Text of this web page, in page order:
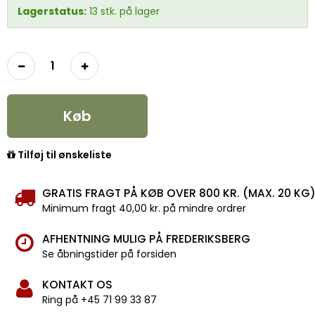
Lagerstatus: 13 stk. på lager
Køb
Tilføj til ønskeliste
GRATIS FRAGT PÅ KØB OVER 800 KR. (MAX. 20 KG)
Minimum fragt 40,00 kr. på mindre ordrer
AFHENTNING MULIG PÅ FREDERIKSBERG
Se åbningstider på forsiden
KONTAKT OS
Ring på +45 71 99 33 87